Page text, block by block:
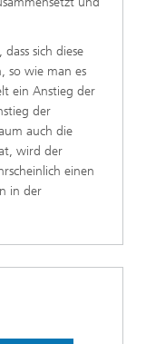
sich diese
so wie man es
ein Anstieg der
der
auch die
wird der
einen
in der